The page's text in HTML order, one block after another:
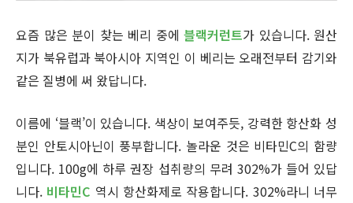
요즘 많은 분이 찾는 베리 중에 블랙커런트가 있습니다. 원산
지가 북유럽과 북아시아 지역인 이 베리는 오래전부터 감기와
같은 질병에 써 왔답니다.
이름에 ‘블랙’이 있습니다. 색상이 보여주듯, 강력한 항산화 성
분인 안토시아닌이 풍부합니다. 놀라운 것은 비타민C의 함량
입니다. 100g에 하루 권장 섭취량의 무려 302%가 들어 있답
니다. 비타민C 역시 항산화제로 작용합니다. 302%라니 너무